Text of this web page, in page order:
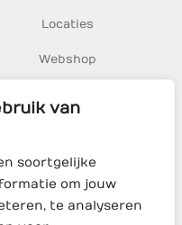
van
soortgelijke
om jouw
te analyseren
Locaties
Webshop
BV
Amsterdam